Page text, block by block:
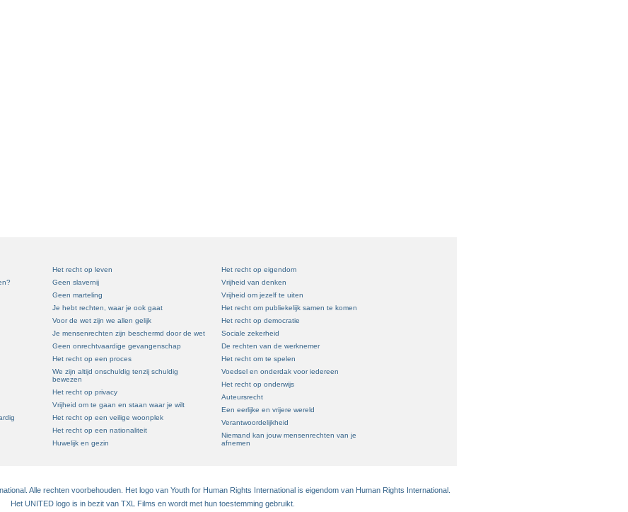
Het recht op leven
Geen slavernij
Geen marteling
Je hebt rechten, waar je ook gaat
Voor de wet zijn we allen gelijk
Je mensenrechten zijn beschermd door de wet
Geen onrechtvaardige gevangenschap
Het recht op een proces
We zijn altijd onschuldig tenzij schuldig
bewezen
Het recht op privacy
Vrijheid om te gaan en staan waar je wilt
Het recht op een veilige woonplek
Het recht op een nationaliteit
Huwelijk en gezin
Het recht op eigendom
Vrijheid van denken
Vrijheid om jezelf te uiten
Het recht om publiekelijk samen te komen
Het recht op democratie
Sociale zekerheid
De rechten van de werknemer
Het recht om te spelen
Voedsel en onderdak voor iedereen
Het recht op onderwijs
Auteursrecht
Een eerlijke en vrijere wereld
Verantwoordelijkheid
Niemand kan jouw mensenrechten van je
afnemen
Alle rechten voorbehouden. Het logo van Youth for Human Rights International is eigendom van Human Rights International.
Het UNITED logo is in bezit van TXL Films en wordt met hun toestemming gebruikt.